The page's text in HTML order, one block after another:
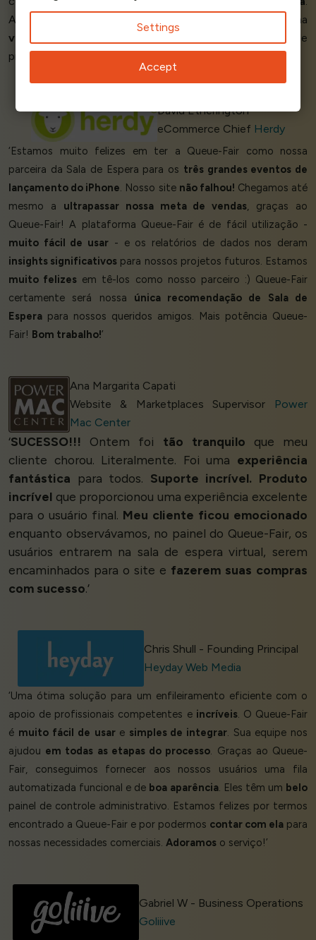
Assistir ao nosso lançamento em
nos deu uma
visão
importante de nossos futuros lançamentos de
produtos também.’
David Etherington
eCommerce Chief Herdy
‘Estamos muito felizes em ter a Queue-Fair como nossa
parceira da Sala de Espera para os três grandes eventos de
lançamento do iPhone. Nosso site não falhou! Chegamos até
mesmo a ultrapassar nossa meta de vendas, graças ao
Queue-Fair! A plataforma Queue-Fair é de fácil utilização -
muito fácil de usar - e os relatórios de dados nos deram
insights significativos para nossos projetos futuros. Estamos
muito felizes em tê-los como nosso parceiro :) Queue-Fair
certamente será nossa única recomendação de Sala de
Espera para nossos queridos amigos. Mais potência Queue-
Fair! Bom trabalho!’
Ana Margarita Capati
Website & Marketplaces Supervisor
Power
Mac Center
‘SUCESSO!!! Ontem foi tão tranquilo que meu
cliente chorou. Literalmente. Foi uma experiência
fantástica para todos. Suporte incrível. Produto
incrível que proporcionou uma experiência excelente
para o usuário final. Meu cliente ficou emocionado
enquanto observávamos, no painel do Queue-Fair, os
usuários entrarem na sala de espera virtual, serem
encaminhados para o site e fazerem suas compras
com sucesso.’
Chris Shull - Founding Principal
Heyday Web Media
‘Uma ótima solução para um enfileiramento eficiente com o
apoio de profissionais competentes e incríveis. O Queue-Fair
é muito fácil de usare simples de integrar. Sua equipe nos
ajudou em todas as etapas do processo. Graças ao Queue-
Fair, conseguimos fornecer aos nossos usuários uma fila
automatizada funcional e de boa aparência. Eles têm um belo
painel de controle administrativo. Estamos felizes por termos
encontrado a Queue-Fair e por podermos contar com ela para
nossas necessidades comerciais. Adoramos o serviço!’
Gabriel W - Business Operations
Goliiive
Settings
Accept